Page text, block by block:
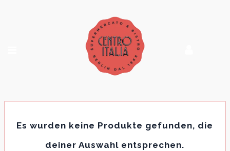
Es wurden keine Produkte gefunden, die
deiner Auswahl entsprechen.